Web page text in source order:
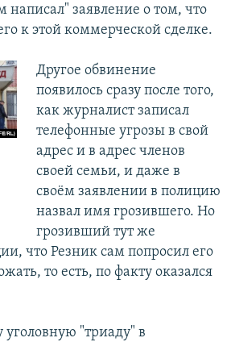
написал" заявление о том, что
к этой коммерческой сделке.
Другое обвинение
появилось сразу после того,
как журналист записал
телефонные угрозы в свой
адрес и в адрес членов
своей семьи, и даже в
своём заявлении в полицию
назвал имя грозившего. Но
грозивший тут же
что Резник сам попросил его
то есть, по факту оказался
уголовную "триаду" в